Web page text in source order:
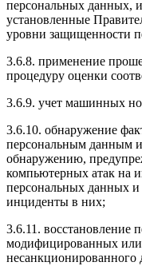
персональных данных,
установленные
уровни защищенности
3.6.8. применение
процедуру оценки
3.6.9. учет машинных
3.6.10. обнаружение
персональным данным
обнаружению,
компьютерных атак на
персональных данных
инциденты в них;
3.6.11. восстановление
модифицированных
несанкционированного